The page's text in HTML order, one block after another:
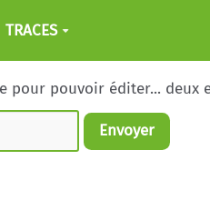
TRACES
pour pouvoir éditer... deux
Envoyer